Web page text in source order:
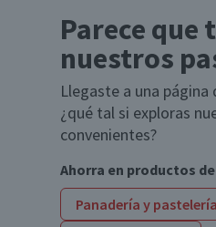
Parece que
nuestros
Llegaste a una página
¿qué tal si exploras
convenientes?
Ahorra en productos
Panadería y pastelería